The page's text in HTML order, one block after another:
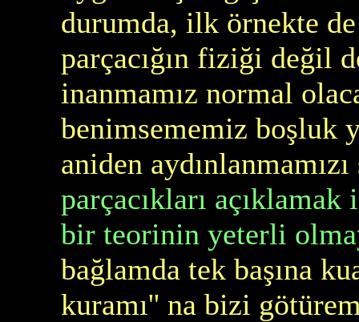
durumda, ilk örnekte de
parçacığın fiziği değil
inanmamız normal
benimsememiz boşluk
aniden
parçacıkları
bir teorinin yeterli
bağlamda tek başına
kuramı'' na bizi